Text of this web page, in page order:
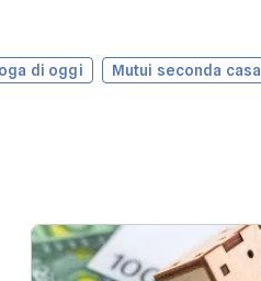
di oggi
Mutui seconda casa